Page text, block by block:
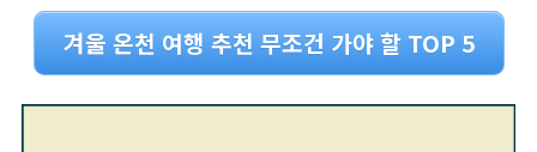
겨울 온천 여행 추천 무조건 가야 할 TOP 5